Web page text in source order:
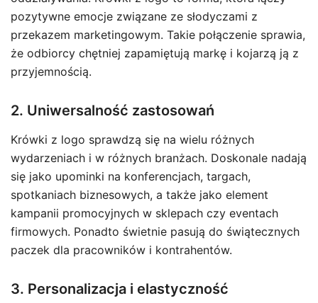
pozytywne emocje związane ze słodyczami z
przekazem marketingowym. Takie połączenie sprawia,
że odbiorcy chętniej zapamiętują markę i kojarzą ją z
przyjemnością.
2. Uniwersalność zastosowań
Krówki z logo sprawdzą się na wielu różnych
wydarzeniach i w różnych branżach. Doskonale nadają
się jako upominki na konferencjach, targach,
spotkaniach biznesowych, a także jako element
kampanii promocyjnych w sklepach czy eventach
firmowych. Ponadto świetnie pasują do świątecznych
paczek dla pracowników i kontrahentów.
3. Personalizacja i elastyczność